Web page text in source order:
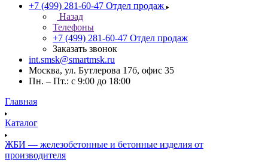
+7 (499) 281-60-47 Отдел продаж
Назад
Телефоны
+7 (499) 281-60-47 Отдел продаж
Заказать звонок
int.smsk@smartmsk.ru
Москва, ул. Бутлерова 17б, офис 35
Пн. – Пт.: с 9:00 до 18:00
Главная
Каталог
ЖБИ — железобетонные и бетонные изделия от
производителя